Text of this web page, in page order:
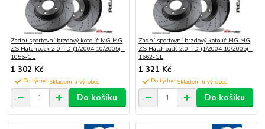
Zadní sportovní brzdový kotouč MG MG
ZS Hatchback 2.0 TD (1/2004 10/2005) -
1056-GL
1 302 Kč
Do týdne
Do košíku
Zadní sportovní brzdový kotouč MG MG
ZS Hatchback 2.0 TD (1/2004 10/2005) -
1662-GL
1 321 Kč
Do týdne
Do košíku